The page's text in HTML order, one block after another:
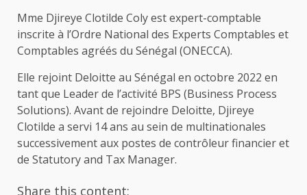
Mme Djireye Clotilde Coly est expert-comptable
inscrite à l’Ordre National des Experts Comptables et
Comptables agréés du Sénégal (ONECCA).
Elle rejoint Deloitte au Sénégal en octobre 2022 en
tant que Leader de l’activité BPS (Business Process
Solutions). Avant de rejoindre Deloitte, Djireye
Clotilde a servi 14 ans au sein de multinationales
successivement aux postes de contrôleur financier et
de Statutory and Tax Manager.
Share this content: